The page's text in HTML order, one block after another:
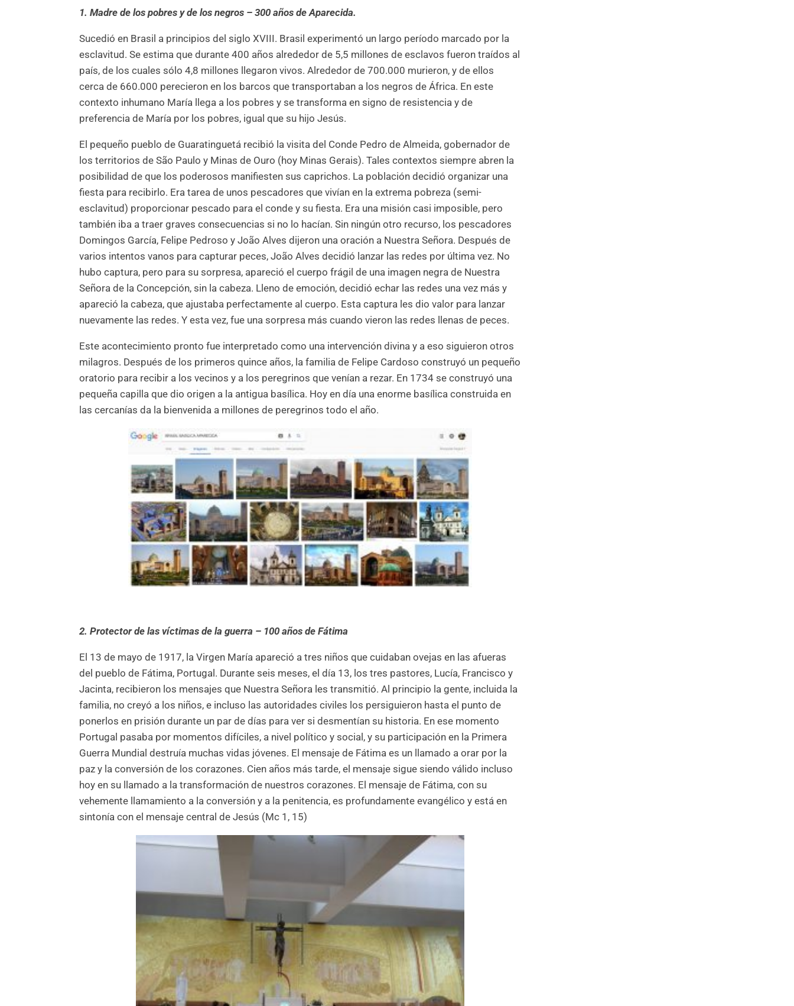
1. Madre de los pobres y de los negros – 300 años de Aparecida.
Sucedió en Brasil a principios del siglo XVIII. Brasil experimentó un largo período marcado por la
esclavitud. Se estima que durante 400 años alrededor de 5,5 millones de esclavos fueron traídos al
país, de los cuales sólo 4,8 millones llegaron vivos. Alrededor de 700.000 murieron, y de ellos
cerca de 660.000 perecieron en los barcos que transportaban a los negros de África. En este
contexto inhumano María llega a los pobres y se transforma en signo de resistencia y de
preferencia de María por los pobres, igual que su hijo Jesús.
El pequeño pueblo de Guaratinguetá recibió la visita del Conde Pedro de Almeida, gobernador de
los territorios de São Paulo y Minas de Ouro (hoy Minas Gerais). Tales contextos siempre abren la
posibilidad de que los poderosos manifiesten sus caprichos. La población decidió organizar una
fiesta para recibirlo. Era tarea de unos pescadores que vivían en la extrema pobreza (semi-
esclavitud) proporcionar pescado para el conde y su fiesta. Era una misión casi imposible, pero
también iba a traer graves consecuencias si no lo hacían. Sin ningún otro recurso, los pescadores
Domingos García, Felipe Pedroso y João Alves dijeron una oración a Nuestra Señora. Después de
varios intentos vanos para capturar peces, João Alves decidió lanzar las redes por última vez. No
hubo captura, pero para su sorpresa, apareció el cuerpo frágil de una imagen negra de Nuestra
Señora de la Concepción, sin la cabeza. Lleno de emoción, decidió echar las redes una vez más y
apareció la cabeza, que ajustaba perfectamente al cuerpo. Esta captura les dio valor para lanzar
nuevamente las redes. Y esta vez, fue una sorpresa más cuando vieron las redes llenas de peces.
Este acontecimiento pronto fue interpretado como una intervención divina y a eso siguieron otros
milagros. Después de los primeros quince años, la familia de Felipe Cardoso construyó un pequeño
oratorio para recibir a los vecinos y a los peregrinos que venían a rezar. En 1734 se construyó una
pequeña capilla que dio origen a la antigua basílica. Hoy en día una enorme basílica construida en
las cercanías da la bienvenida a millones de peregrinos todo el año.
2. Protector de las víctimas de la guerra – 100 años de Fátima
El 13 de mayo de 1917, la Virgen María apareció a tres niños que cuidaban ovejas en las afueras
del pueblo de Fátima, Portugal. Durante seis meses, el día 13, los tres pastores, Lucía, Francisco y
Jacinta, recibieron los mensajes que Nuestra Señora les transmitió. Al principio la gente, incluida la
familia, no creyó a los niños, e incluso las autoridades civiles los persiguieron hasta el punto de
ponerlos en prisión durante un par de días para ver si desmentían su historia. En ese momento
Portugal pasaba por momentos difíciles, a nivel político y social, y su participación en la Primera
Guerra Mundial destruía muchas vidas jóvenes. El mensaje de Fátima es un llamado a orar por la
paz y la conversión de los corazones. Cien años más tarde, el mensaje sigue siendo válido incluso
hoy en su llamado a la transformación de nuestros corazones. El mensaje de Fátima, con su
vehemente llamamiento a la conversión y a la penitencia, es profundamente evangélico y está en
sintonía con el mensaje central de Jesús (Mc 1, 15)